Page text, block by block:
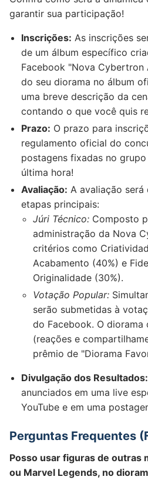
garantir sua participação!
Inscrições: As inscrições
de um álbum específico
Facebook "Nova Cybertron
do seu diorama no álbum
uma breve descrição da
contando o que você quis
Prazo: O prazo para
regulamento oficial do
postagens fixadas no
última hora!
Avaliação: A avaliação
etapas principais:
Júri Técnico: Composto
administração da Nova
critérios como
Acabamento (40%) e
Originalidade (30%).
Votação Popular:
serão submetidas à
do Facebook. O diorama
(reações e
prêmio de "Diorama
Divulgação dos Resultados:
anunciados em uma live
YouTube e em uma
Perguntas Frequentes
Posso usar figuras de outras
ou Marvel Legends, no